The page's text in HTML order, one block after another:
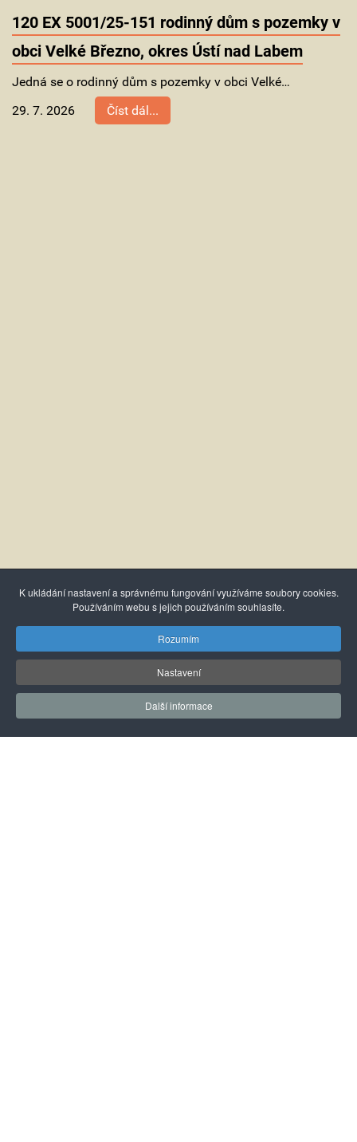
K ukládání nastavení a správnému fungování využíváme soubory cookies.
Používáním webu s jejich používáním souhlasíte.
Rozumím
Nastavení
Další informace
120 EX 5001/25-151 rodinný dům s pozemky v
obci Velké Březno, okres Ústí nad Labem
Jedná se o rodinný dům s pozemky v obci Velké…
29. 7. 2026
Číst dál...
Soudní exekutor
JUDr. Dalimil Mika, LL.M.
Za Beránkem 836
339 01 Klatovy II